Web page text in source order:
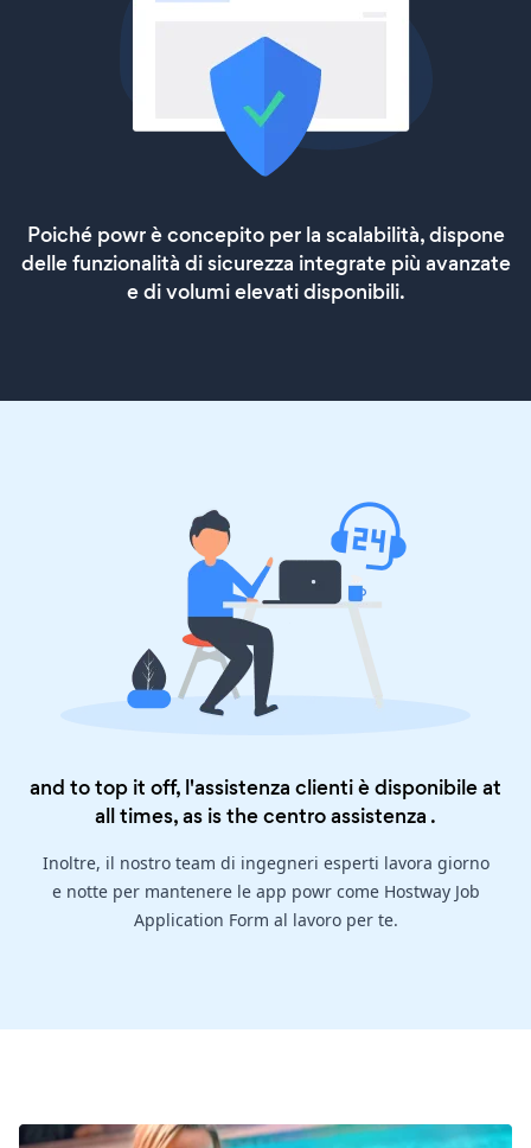
Poiché powr è concepito per la scalabilità, dispone
delle funzionalità di sicurezza integrate più avanzate
e di volumi elevati disponibili.
and to top it off, l'assistenza clienti è disponibile at
all times, as is thecentro assistenza .
Inoltre, il nostro team di ingegneri esperti lavora giorno
e notte per mantenere le app powr come Hostway Job
Application Form al lavoro per te.